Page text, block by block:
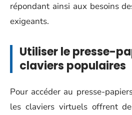
répondant ainsi aux besoins
exigeants.
Utiliser le presse-
claviers populaires
Pour accéder au presse-
les claviers virtuels offrent